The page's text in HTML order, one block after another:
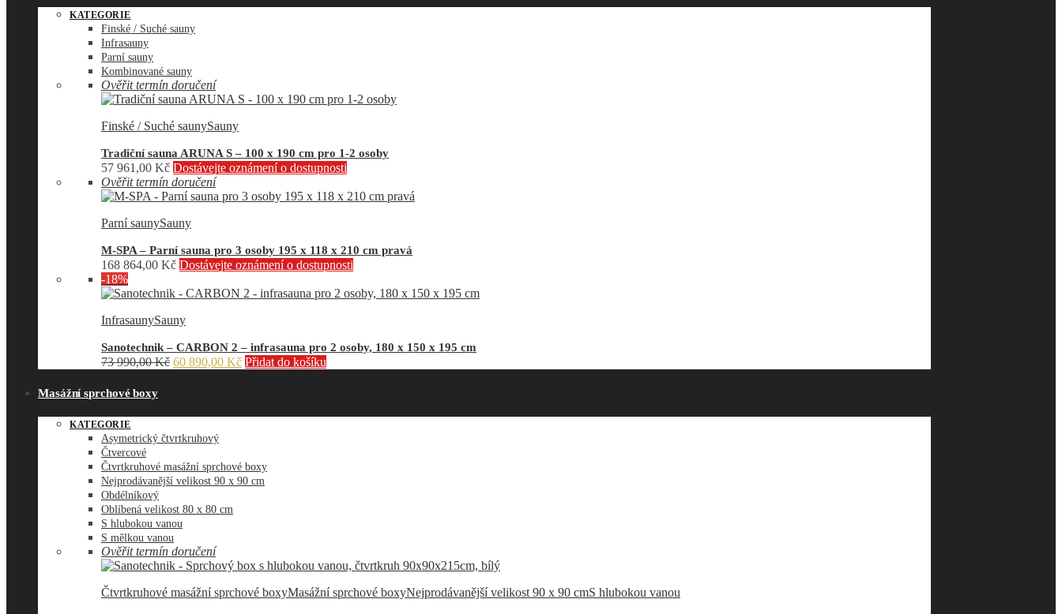
KATEGORIE
Finské / Suché sauny
Infrasauny
Parní sauny
Kombinované sauny
Ověřit termín doručení
Finské / Suché saunySauny
Tradiční sauna ARUNA S – 100 x 190 cm pro 1-2 osoby
57 961,00 Kč Dostávejte oznámení o dostupnosti
Ověřit termín doručení
Parní saunySauny
M-SPA – Parní sauna pro 3 osoby 195 x 118 x 210 cm pravá
168 864,00 Kč Dostávejte oznámení o dostupnosti
-18%
InfrasaunySauny
Sanotechnik – CARBON 2 – infrasauna pro 2 osoby, 180 x 150 x 195 cm
73 990,00Kč Původní
990,00 Kč.
60 890,00 KčAktuální
890,00 Kč.
Přidat do košíku
Masážní sprchové boxy
KATEGORIE
Asymetrický čtvrtkruhový
Čtvercové
Čtvrtkruhové masážní sprchové boxy
Nejprodávanější velikost 90 x 90 cm
Obdélníkový
Oblíbená velikost 80 x 80 cm
S hlubokou vanou
S mělkou vanou
Ověřit termín doručení
Čtvrtkruhové masážní sprchové boxyMasážní sprchové boxyNejprodávanější velikost 90 x 90 cmS hlubokou vanou